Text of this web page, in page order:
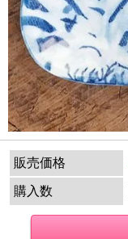
販売価格
購入数